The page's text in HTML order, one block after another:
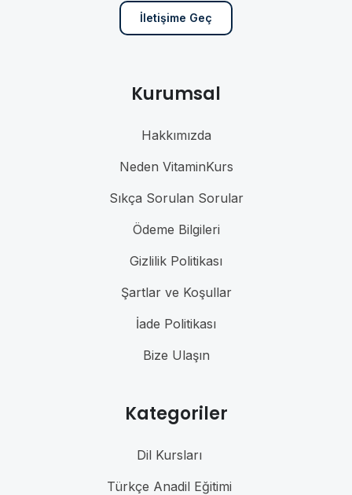
İletişime Geç
Kurumsal
Hakkımızda
Neden VitaminKurs
Sıkça Sorulan Sorular
Ödeme Bilgileri
Gizlilik Politikası
Şartlar ve Koşullar
İade Politikası
Bize Ulaşın
Kategoriler
Dil Kursları
Türkçe Anadil Eğitimi